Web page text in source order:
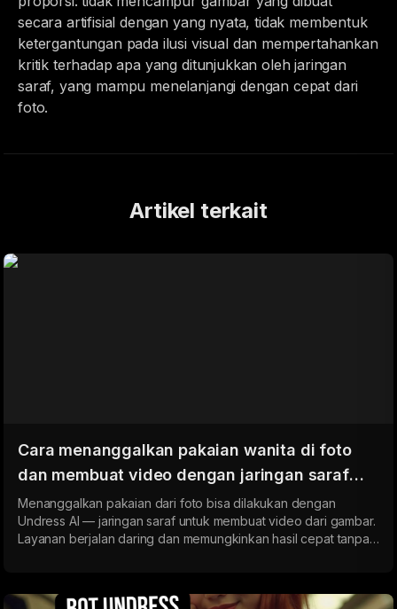
secara artifisial dengan yang nyata, tidak membentuk
ketergantungan pada ilusi visual dan mempertahankan
kritik terhadap apa yang ditunjukkan oleh jaringan
saraf, yang mampu menelanjangi dengan cepat dari
foto.
Artikel terkait
Cara menanggalkan pakaian wanita di foto
dan membuat video dengan jaringan saraf
Undress AI
Menanggalkan pakaian dari foto bisa dilakukan dengan
Undress AI — jaringan saraf untuk membuat video dari gambar.
Layanan berjalan daring dan memungkinkan hasil cepat tanpa